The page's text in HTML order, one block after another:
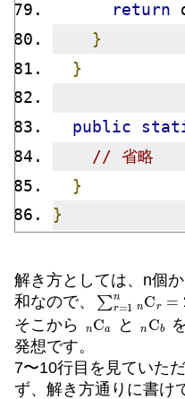
return
}
}
public
// 省略
}
}
解き方としては、n個
和なので、
∑r= nC =2
そこから
Ca と C
発想です。
7〜10行目を見ていた
ず、解き方通りに書け